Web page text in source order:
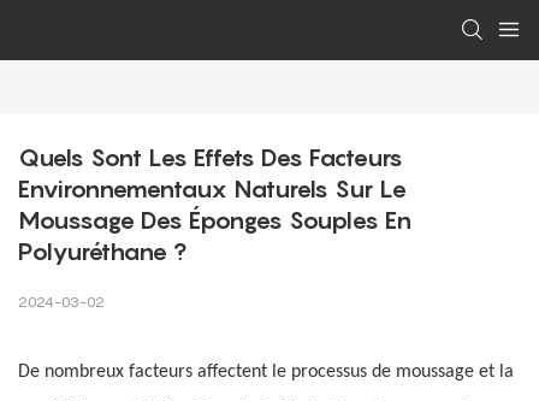
Quels Sont Les Effets Des Facteurs
Environnementaux Naturels Sur Le
Moussage Des Éponges Souples En
Polyuréthane ?
2024-03-02
De nombreux facteurs affectent le processus de moussage et la